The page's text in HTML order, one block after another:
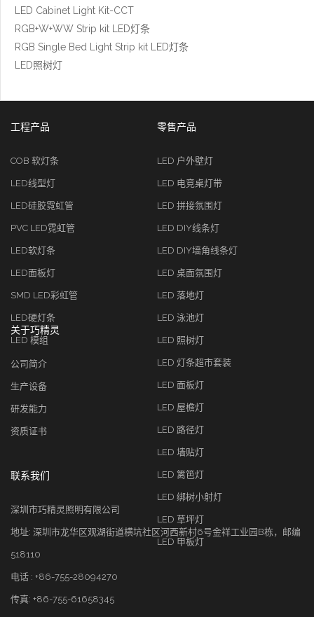
LED Cabinet Light Kit-CCT
RGB+W+WW Strip kit LED灯条
RGB Single Bed Light Strip kit LED灯条
LED照树灯
工程产品
COB 软灯条
LED线型灯
LED硅胶霓虹管
PVC LED霓虹管
LED软灯条
LED面板灯
SMD LED彩虹管
LED硬灯条
LED 模组
零售产品
LED 户外壁灯
LED 电竞桌灯带
LED 拼接氛围灯
LED DIY线条灯
LED DIY墙角线条灯
LED 桌面氛围灯
LED 落地灯
LED 泳池灯
LED 照树灯
LED 灯条超市套装
LED 面板灯
LED 屋檐灯
LED 路径灯
LED 墙贴灯
LED 篱笆灯
LED 绑树小射灯
LED 草坪灯
LED 甲板灯
关于巧精灵
公司简介
生产设备
研发能力
资质证书
联系我们
深圳市巧精灵照明有限公司
地址: 深圳市龙华区观湖街道横坑社区河西新村6号金祥工业园B栋，邮编
518110
电话 : +86-755-28094270
传真: +86-755-61658345